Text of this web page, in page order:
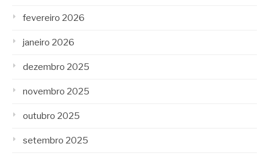
fevereiro 2026
janeiro 2026
dezembro 2025
novembro 2025
outubro 2025
setembro 2025